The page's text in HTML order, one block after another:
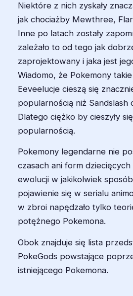
Niektóre z nich zyskały
jak chociażby Mewthree,
Inne po latach zostały
zależało to od tego jak
zaprojektowany i jaka jest
Wiadomo, że Pokemony
Eeveelucje cieszą się
popularnością niż Sandslash
Dlatego ciężko by cieszyły
popularnością.
Pokemony legendarne nie
czasach ani form
ewolucji w jakikolwiek
pojawienie się w serialu
w zbroi napędzało tylko
potężnego Pokemona.
Obok znajduje się lista
PokeGods powstające
istniejącego Pokemona.